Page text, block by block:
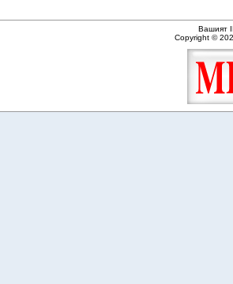
Вашият
Copyright ©